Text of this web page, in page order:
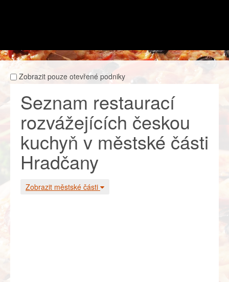
Zobrazit pouze otevřené podniky
Seznam restaurací
rozvážejících českou
kuchyň v městské části
Hradčany
Zobrazit městské části